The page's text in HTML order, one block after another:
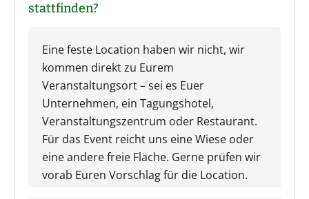
stattfinden?
Eine feste Location haben wir nicht, wir
kommen direkt zu Eurem
Veranstaltungsort – sei es Euer
Unternehmen, ein Tagungshotel,
Veranstaltungszentrum oder Restaurant.
Für das Event reicht uns eine Wiese oder
eine andere freie Fläche. Gerne prüfen wir
vorab Euren Vorschlag für die Location.